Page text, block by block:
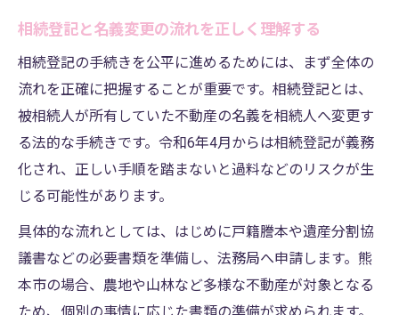
相続登記と名義変更の流れを正しく理解する
相続登記の手続きを公平に進めるためには、まず全体の
流れを正確に把握することが重要です。相続登記とは、
被相続人が所有していた不動産の名義を相続人へ変更す
る法的な手続きです。令和6年4月からは相続登記が義務
化され、正しい手順を踏まないと過料などのリスクが生
じる可能性があります。
具体的な流れとしては、はじめに戸籍謄本や遺産分割協
議書などの必要書類を準備し、法務局へ申請します。熊
本市の場合、農地や山林など多様な不動産が対象となる